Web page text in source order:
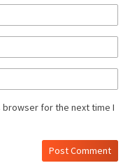
browser for the next time I